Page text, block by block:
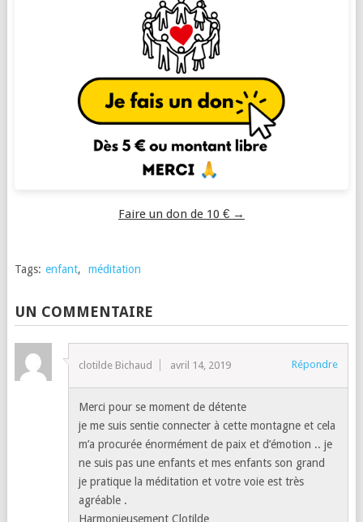
Faire un don de 10 € →
Tags: enfant, méditation
UN COMMENTAIRE
clotilde Bichaud avril 14, 2019 Répondre
Merci pour se moment de détente
je me suis sentie connecter à cette montagne et cela
m’a procurée énormément de paix et d’émotion .. je
ne suis pas une enfants et mes enfants son grand
je pratique la méditation et votre voie est très
agréable .
Harmonieusement Clotilde